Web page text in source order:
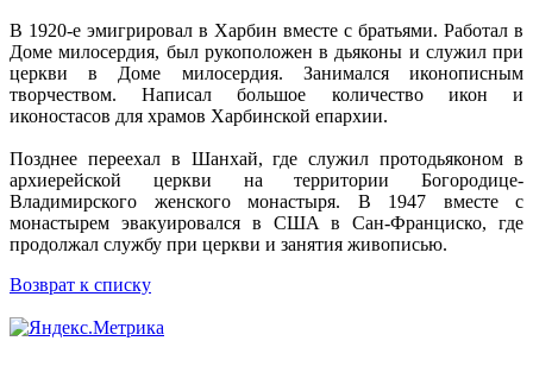
В 1920-е эмигрировал в Харбин вместе с братьями. Работал в
Доме милосердия, был рукоположен в дьяконы и служил при
церкви в Доме милосердия. Занимался иконописным
творчеством. Написал большое количество икон и
иконостасов для храмов Харбинской епархии.
Позднее переехал в Шанхай, где служил протодьяконом в
архиерейской церкви на территории Богородице-
Владимирского женского монастыря. В 1947 вместе с
монастырем эвакуировался в США в Сан-Франциско, где
продолжал службу при церкви и занятия живописью.
Возврат к списку